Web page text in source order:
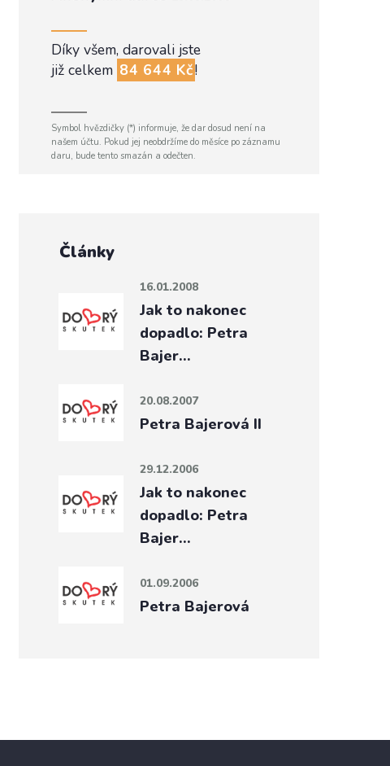
Díky všem, darovali jste
již celkem 84 644 Kč!
Symbol hvězdičky (*) informuje, že dar dosud není na
našem účtu. Pokud jej neobdržíme do měsíce po záznamu
daru, bude tento smazán a odečten.
Články
16.01.2008
Jak to nakonec
dopadlo: Petra
Bajer…
20.08.2007
Petra Bajerová II
29.12.2006
Jak to nakonec
dopadlo: Petra
Bajer…
01.09.2006
Petra Bajerová